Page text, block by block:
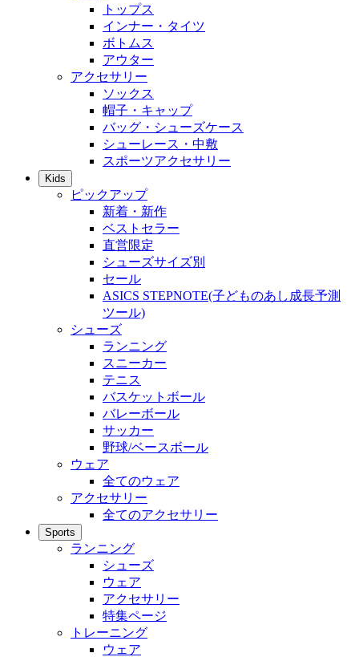
トップス
インナー・タイツ
ボトムス
アウター
アクセサリー
ソックス
帽子・キャップ
バッグ・シューズケース
シューレース・中敷
スポーツアクセサリー
Kids
ピックアップ
新着・新作
ベストセラー
直営限定
シューズサイズ別
セール
ASICS STEPNOTE(子どものあし成長予測
ツール)
シューズ
ランニング
スニーカー
テニス
バスケットボール
バレーボール
サッカー
野球/ベースボール
ウェア
全てのウェア
アクセサリー
全てのアクセサリー
Sports
ランニング
シューズ
ウェア
アクセサリー
特集ページ
トレーニング
ウェア